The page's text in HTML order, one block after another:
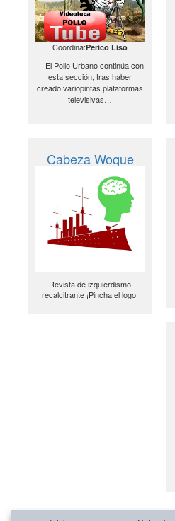
Coordina:Perico Liso
El Pollo Urbano continúa con
esta sección, tras haber
creado variopintas plataformas
televisivas…
Cabeza Woque
Revista de izquierdismo
recalcitrante ¡Pincha el logo!